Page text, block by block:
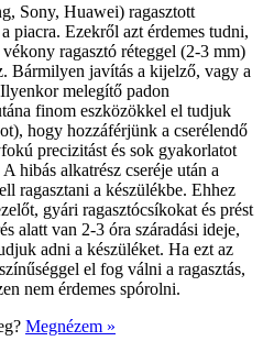
Sony, Huawei) ragasztott
piacra. Ezekről azt érdemes tudni,
ragasztó réteggel (2-3 mm)
Bármilyen javítás a kijelző, vagy a
melegítő padon
finom eszközökkel el tudjuk
hogy hozzáférjünk a cserélendő
precizitást és sok gyakorlatot
hibás alkatrész cseréje után a
ragasztani a készülékbe. Ehhez
gyári ragasztócsíkokat és prést
alatt van 2-3 óra száradási ideje,
adni a készüléket. Ha ezt az
el fog válni a ragasztás,
nem érdemes spórolni.
Megnézem »